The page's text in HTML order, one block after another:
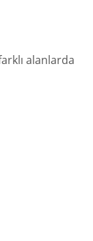
alanlarda